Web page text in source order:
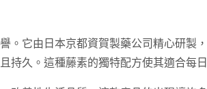
。它由日本京都資賀製藥公司精心研製
久。這種藤素的獨特配方使其適合每